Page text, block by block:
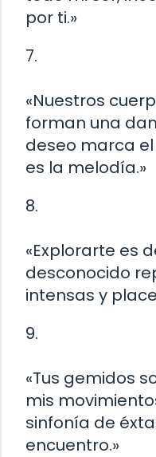
por ti.»
7.
«Nuestros
forman una
deseo marca
es la melodía.»
8.
«Explorarte es
desconocido
intensas y
9.
«Tus gemidos
mis
sinfonía de
encuentro.»